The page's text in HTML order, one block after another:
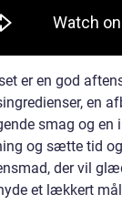
er en god
en
smag og
og sætte tid
der vil
et lækkert